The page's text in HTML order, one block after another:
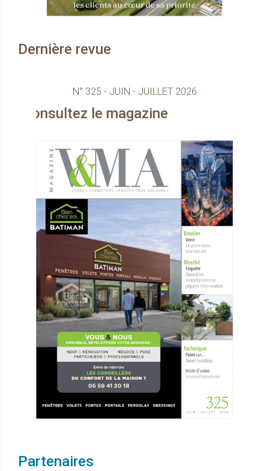
Dernière revue
N° 325 - JUIN - JUILLET 2026
le magazine
Partenaires